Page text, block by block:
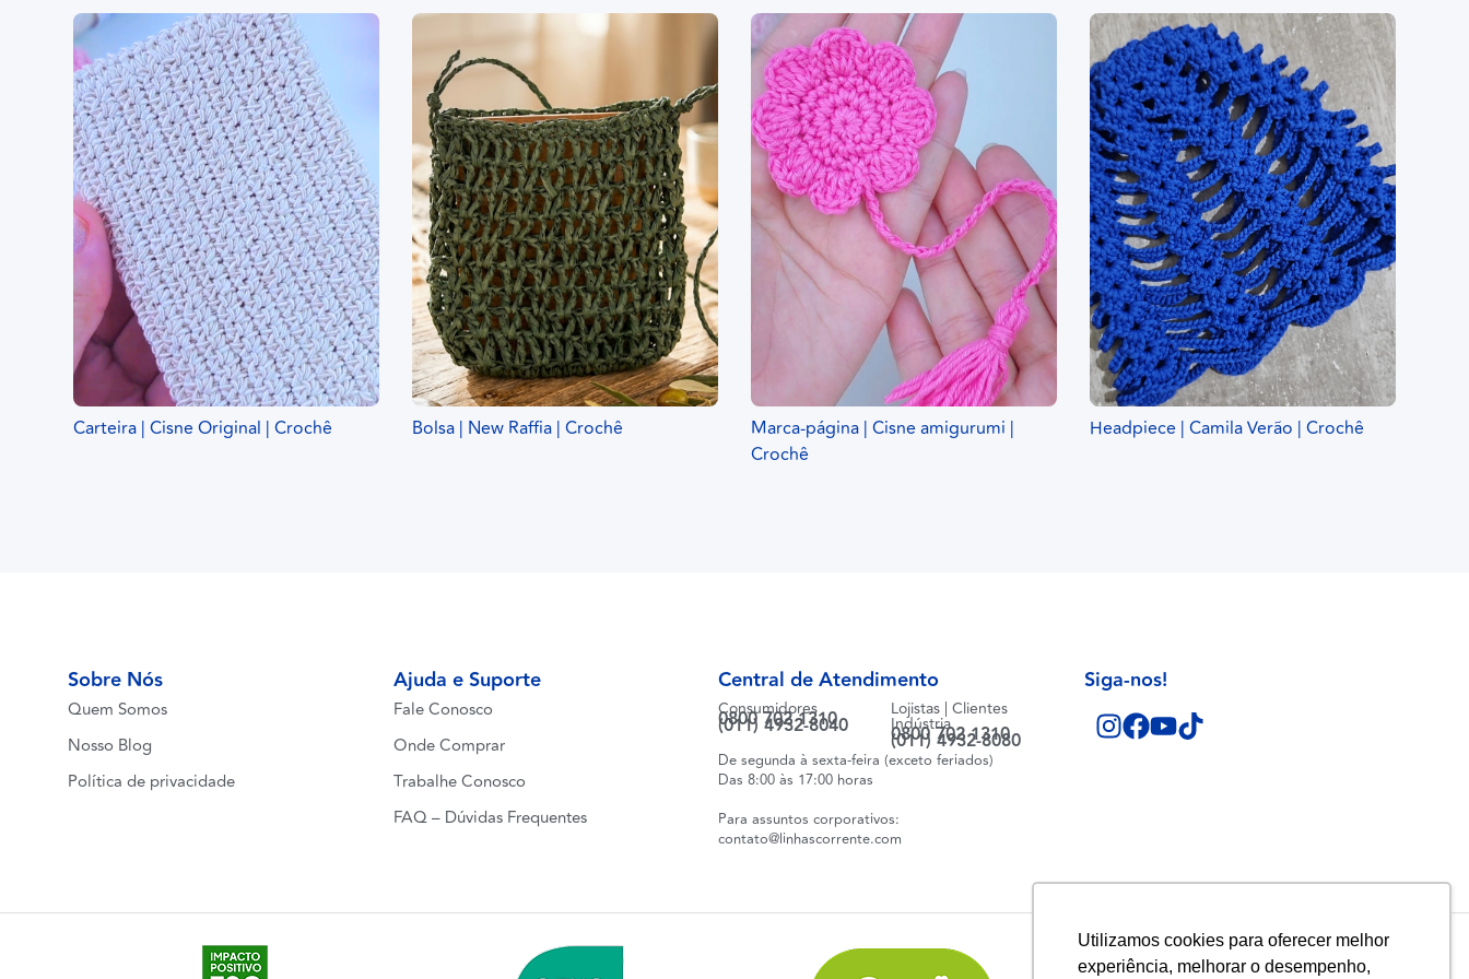
Utilizamos cookies para oferecer melhor
experiência, melhorar o desempenho,
Carteira | Cisne Original | Crochê Bolsa | New Raffia | Crochê
Marca-página | Cisne amigurumi |
Crochê
Headpiece | Camila Verão | Crochê
Sobre Nós
Quem Somos
Nosso Blog
Política de privacidade
Ajuda e Suporte
Fale Conosco
Onde Comprar
Trabalhe Conosco
FAQ – Dúvidas Frequentes
Central de Atendimento
Consumidores
0800 702 1310
(011) 4932-8040
Lojistas | Clientes
Indústria
0800 702 1310
(011) 4932-8080
De segunda à sexta-feira (exceto feriados)
Das 8:00 às 17:00 horas
Para assuntos corporativos:
contato@linhascorrente.com
Siga-nos!